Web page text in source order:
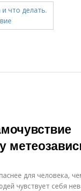
для человека,
чувствует себя